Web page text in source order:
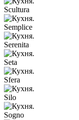
Scultura
Semplice
Serenita
Seta
Sfera
Silo
Sogno